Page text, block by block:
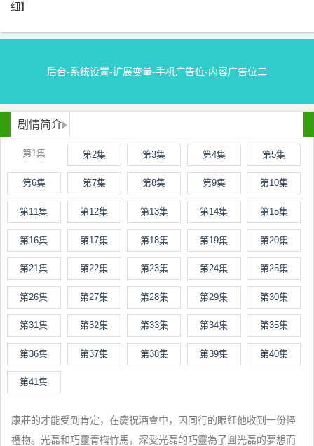
细】
后台-系统设置-扩展变量-手机广告位-内容广告位二
剧情简介
第1集 第2集 第3集 第4集 第5集
第6集 第7集 第8集 第9集 第10集
第11集 第12集 第13集 第14集 第15集
第16集 第17集 第18集 第19集 第20集
第21集 第22集 第23集 第24集 第25集
第26集 第27集 第28集 第29集 第30集
第31集 第32集 第33集 第34集 第35集
第36集 第37集 第38集 第39集 第40集
第41集
康莊的才能受到肯定，在慶祝酒會中，因同行的眼紅他收到一份怪
禮物。光磊和巧靈青梅竹馬，深愛光磊的巧靈為了圓光磊的夢想而